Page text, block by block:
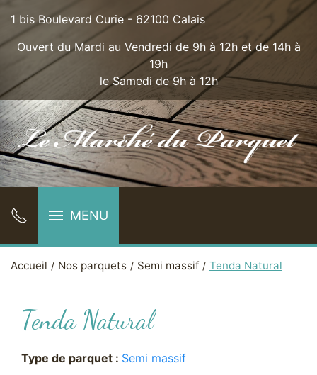
1 bis Boulevard Curie - 62100 Calais
Ouvert du Mardi au Vendredi de 9h à 12h et de 14h à
19h
le Samedi de 9h à 12h
MENU
Accueil Nos parquets Semi massif Tenda Natural
Tenda Natural
Type de parquet : Semi massif